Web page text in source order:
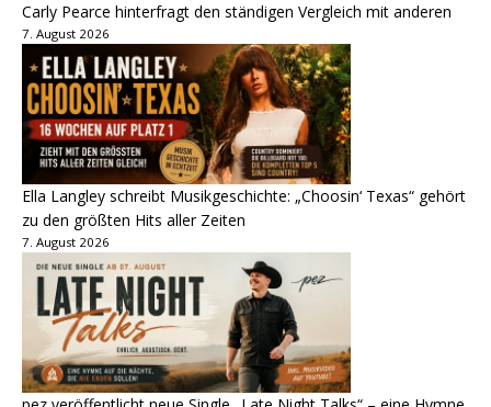
Carly Pearce hinterfragt den ständigen Vergleich mit anderen
7. August 2026
Ella Langley schreibt Musikgeschichte: „Choosin‘ Texas“ gehört
zu den größten Hits aller Zeiten
7. August 2026